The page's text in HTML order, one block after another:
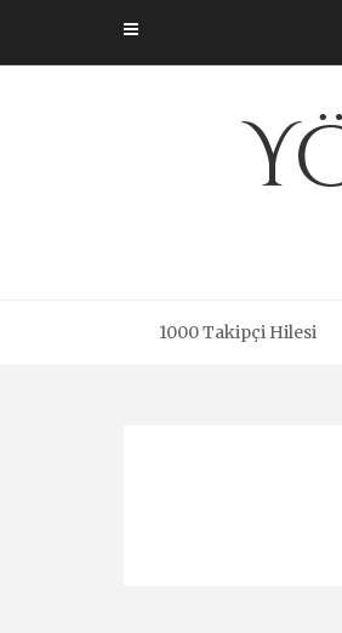
content
1000 Takipçi Hilesi